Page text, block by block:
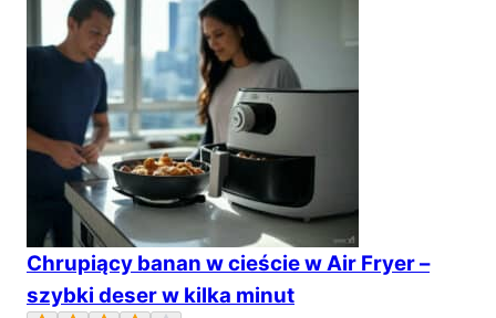
Chrupiący banan w cieście w Air Fryer –
szybki deser w kilka minut